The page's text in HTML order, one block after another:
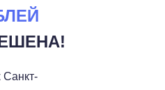
Санкт-